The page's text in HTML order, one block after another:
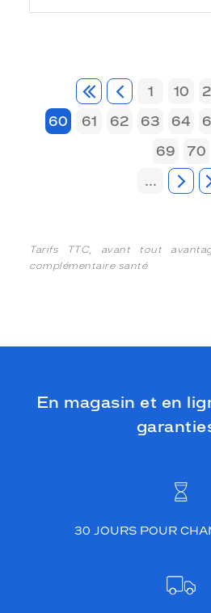
1 10
60
61 62 63 64
69
70
...
Tarifs TTC, avant tout
complémentaire santé
En magasin et en
30 JOURS POUR